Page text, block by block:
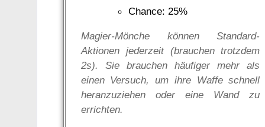
Chance: 25%
Magier-Mönche können Standard-
Aktionen jederzeit (brauchen trotzdem
2s). Sie brauchen häufiger mehr als
einen Versuch, um ihre Waffe schnell
heranzuziehen oder eine Wand zu
errichten.